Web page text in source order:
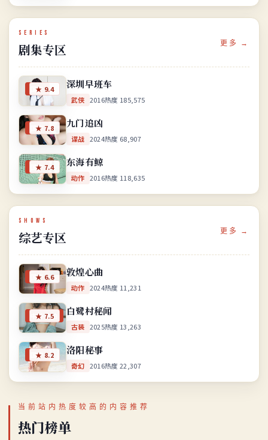
SERIES
剧集专区 更多 →
国产
★ 9.4 深圳早班车
武侠 2016热度 185,575
国产
★ 7.8 九门追凶
谍战 2024热度 68,907
国产
★ 7.4 东海有鲸
动作 2016热度 118,635
SHOWS
综艺专区 更多 →
国产
★ 6.6 敦煌心曲
动作 2024热度 11,231
中外合拍
★ 7.5 白鹭村秘闻
古装 2025热度 13,263
国产
★ 8.2 洛阳秘事
奇幻 2016热度22,307
当前站内热度较高的内容推荐
热门榜单